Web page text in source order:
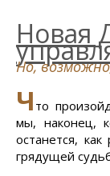
Новая
Но,
Ч то
мы, наконец,
останется,
грядущей